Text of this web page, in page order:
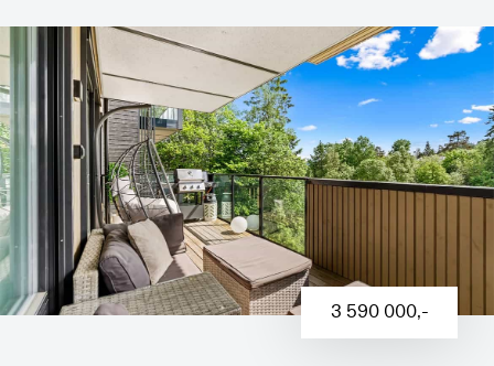
3 590 000,-